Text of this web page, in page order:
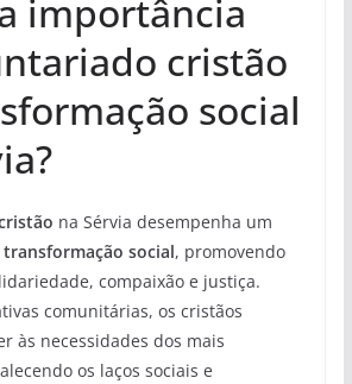
importância
cristão
social
na Sérvia desempenha um
transformação social, promovendo
compaixão e justiça.
comunitárias, os cristãos
às necessidades dos mais
os laços sociais e